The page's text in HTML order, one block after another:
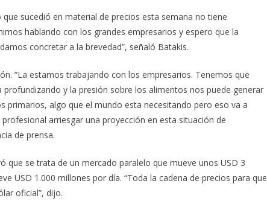
sucedió en material de precios esta semana no tiene
hablando con los grandes empresarios y espero que la
concretar a la brevedad”, señaló Batakis.
“La estamos trabajando con los empresarios. Tenemos que
y la presión sobre los alimentos nos puede generar
primarios, algo que el mundo esta necesitando pero eso va a
arriesgar una proyección en esta situación de
de prensa.
que se trata de un mercado paralelo que mueve unos USD 3
USD 1.000 millones por día. “Toda la cadena de precios para que
oficial”, dijo.